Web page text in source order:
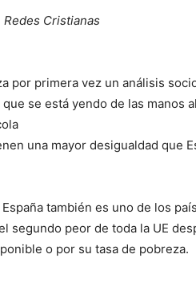
Cristianas
por primera vez un análisis
se está yendo de las manos
una mayor desigualdad que
también es uno de los
segundo peor de toda la UE
o por su tasa de pobreza.